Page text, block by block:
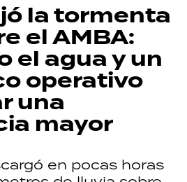
la tormenta
el AMBA:
el agua y un
operativo
una
mayor
en pocas horas